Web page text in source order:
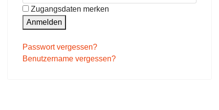
Zugangsdaten merken
Anmelden
Passwort vergessen?
Benutzername vergessen?